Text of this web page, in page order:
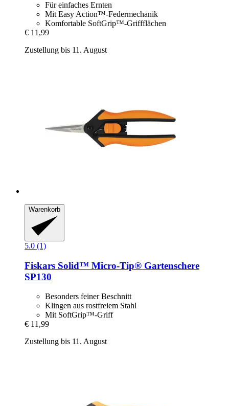
Für einfaches Ernten
Mit Easy Action™-Federmechanik
Komfortable SoftGrip™-Griffflächen
€ 11,99
Zustellung bis 11. August
Warenkorb
5.0 (1)
Fiskars Solid™ Micro-​Tip® Gartenschere
SP130
Besonders feiner Beschnitt
Klingen aus rostfreiem Stahl
Mit SoftGrip™-Griff
€ 11,99
Zustellung bis 11. August